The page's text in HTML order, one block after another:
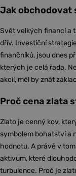
Jak obchodovat
Svět velkých financí a
dřív. Investiční
finančníků, jsou dnes
kterých je celá řada.
akcií, měl by znát
Proč cena zlata
Zlato je cenný kov,
symbolem bohatství a
hodnotu. A právě v
aktivum, které
turbulence. Proč je